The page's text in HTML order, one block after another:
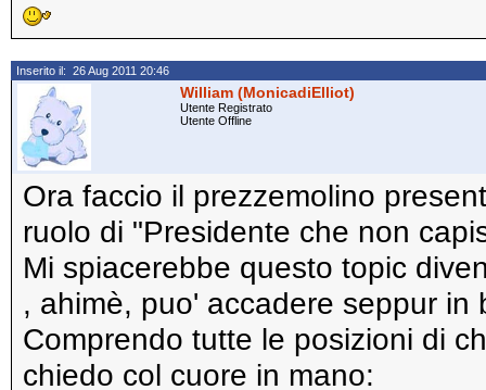
Inserito il: 26 Aug 2011 20:46
William (MonicadiElliot)
Utente Registrato
Utente Offline
Ora faccio il prezzemolino
ruolo di "Presidente che non
Mi spiacerebbe questo topic
, ahimè, puo' accadere seppur in
Comprendo tutte le posizioni di
chiedo col cuore in mano: